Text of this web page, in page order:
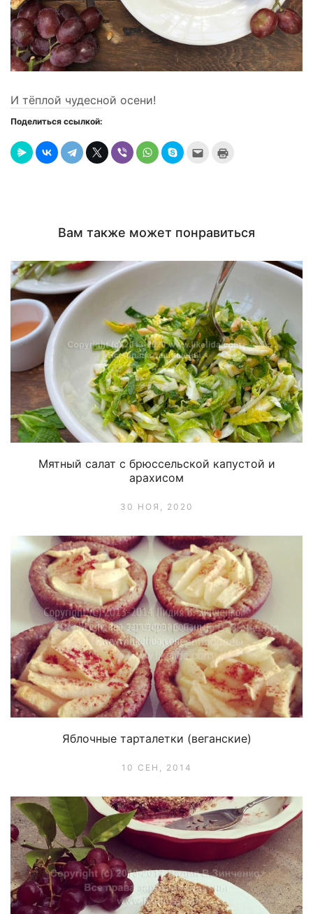
И тёплой чудесной осени!
Поделиться ссылкой:
Послать
Вам также может понравиться
Мятный салат с брюссельской капустой и
арахисом
30 НОЯ, 2020
Яблочные тарталетки (веганские)
10 СЕН, 2014